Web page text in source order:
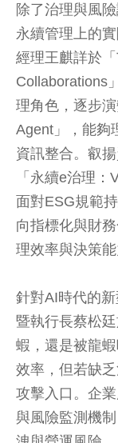
除了治理與風
永續管理上的
經理王麒詳於
Collaborations
理角色，逐步
Agent」，能夠
資訊整合。叡
「永續e治理
面對ESG規範
向指標化與財
理效率與決策能
針對AI時代的
暨執行長蔡松
蝦，還是被龍
效率，但若缺
攻擊入口。企
與風險監測機